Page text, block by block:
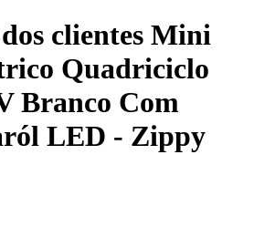
clientes Mini
Quadriciclo
Branco Com
LED - Zippy